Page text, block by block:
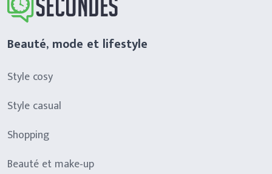
Beauté, mode et lifestyle
Style cosy
Style casual
Shopping
Beauté et make-up